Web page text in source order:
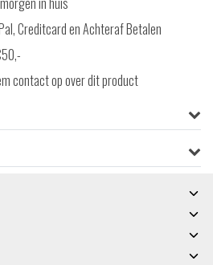
Creditcard en Achteraf Betalen
contact op over dit product